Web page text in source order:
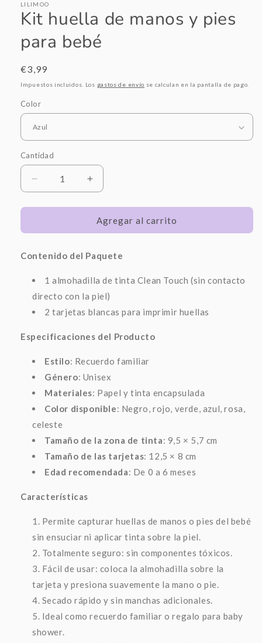
LILIMOO
Kit huella de manos y pies
para bebé
Precio
habitual
€3,99
Impuestos incluidos. Los gastos de envío se calculan en la pantalla de pago.
Color
Cantidad
Reducir
cantidad
para
huella
manos
pies
para
bebé
Aumentar
cantidad
para
Kit
huella
manos
pies
para
bebé
Agregar al carrito
Contenido del Paquete
1 almohadilla de tinta Clean Touch (sin contacto
directo con la piel)
2 tarjetas blancas para imprimir huellas
Especificaciones del Producto
Estilo: Recuerdo familiar
Género: Unisex
Materiales: Papel y tinta encapsulada
Color disponible: Negro, rojo, verde, azul, rosa,
celeste
Tamaño de la zona de tinta: 9,5 × 5,7 cm
Tamaño de las tarjetas: 12,5 × 8 cm
Edad recomendada: De 0 a 6 meses
Características
Permite capturar huellas de manos o pies del bebé
sin ensuciar ni aplicar tinta sobre la piel.
Totalmente seguro: sin componentes tóxicos.
Fácil de usar: coloca la almohadilla sobre la
tarjeta y presiona suavemente la mano o pie.
Secado rápido y sin manchas adicionales.
Ideal como recuerdo familiar o regalo para baby
shower.